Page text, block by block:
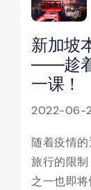
新加坡
——趁着
一课！
2022-06-
随着疫情
旅行的限
之一也即